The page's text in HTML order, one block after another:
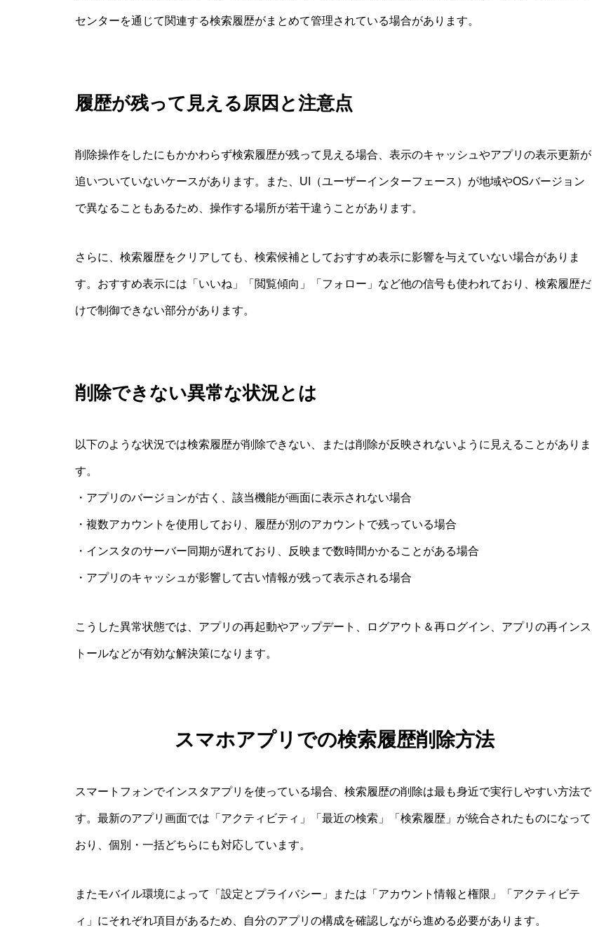
センターを通じて関連する検索履歴がまとめて管理されている場合があります。
履歴が残って見える原因と注意点
削除操作をしたにもかかわらず検索履歴が残って見える場合、表示のキャッシュやアプリの表示更新が
追いついていないケースがあります。また、UI（ユーザーインターフェース）が地域やOSバージョン
で異なることもあるため、操作する場所が若干違うことがあります。
さらに、検索履歴をクリアしても、検索候補としておすすめ表示に影響を与えていない場合がありま
す。おすすめ表示には「いいね」「閲覧傾向」「フォロー」など他の信号も使われており、検索履歴だ
けで制御できない部分があります。
削除できない異常な状況とは
以下のような状況では検索履歴が削除できない、または削除が反映されないように見えることがありま
す。
・アプリのバージョンが古く、該当機能が画面に表示されない場合
・複数アカウントを使用しており、履歴が別のアカウントで残っている場合
・インスタのサーバー同期が遅れており、反映まで数時間かかることがある場合
・アプリのキャッシュが影響して古い情報が残って表示される場合
こうした異常状態では、アプリの再起動やアップデート、ログアウト＆再ログイン、アプリの再インス
トールなどが有効な解決策になります。
スマホアプリでの検索履歴削除方法
スマートフォンでインスタアプリを使っている場合、検索履歴の削除は最も身近で実行しやすい方法で
す。最新のアプリ画面では「アクティビティ」「最近の検索」「検索履歴」が統合されたものになって
おり、個別・一括どちらにも対応しています。
またモバイル環境によって「設定とプライバシー」または「アカウント情報と権限」「アクティビテ
ィ」にそれぞれ項目があるため、自分のアプリの構成を確認しながら進める必要があります。